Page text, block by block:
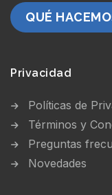
QUÉ
Privacidad
Políticas de
Términos y
Preguntas
Novedades